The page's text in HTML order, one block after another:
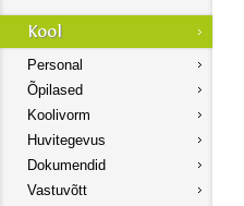
Personal
Õpilased
Koolivorm
Huvitegevus
Dokumendid
Vastuvõtt